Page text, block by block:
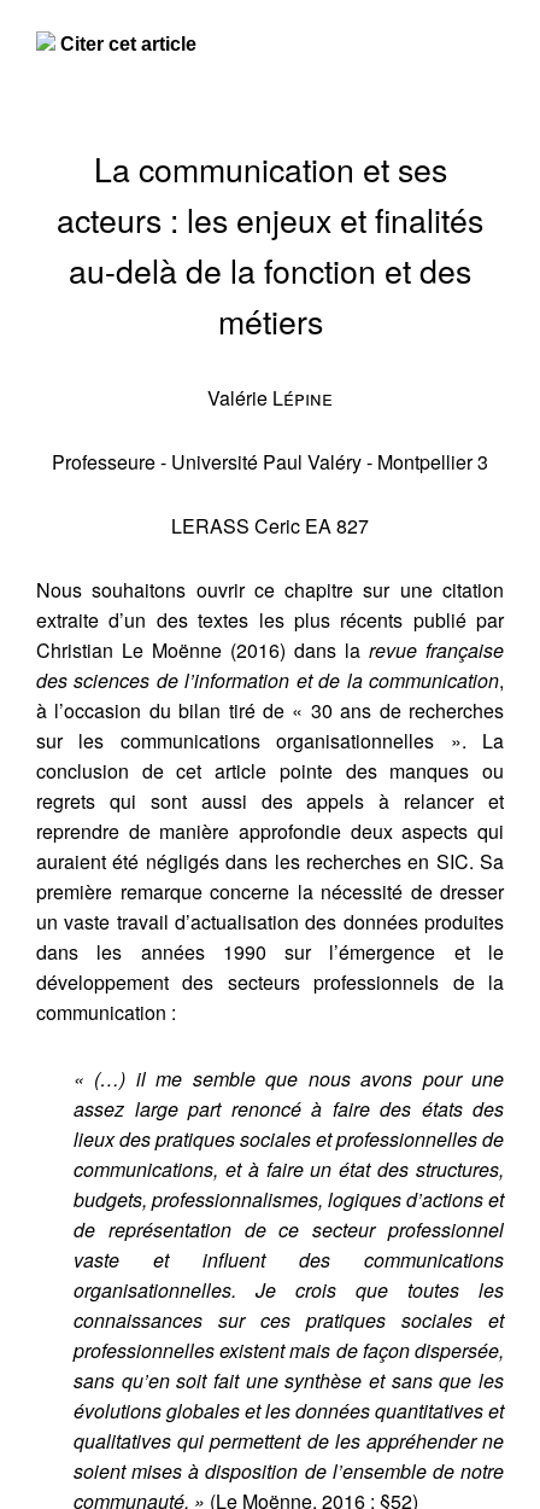
Citer cet article
La communication et ses
acteurs : les enjeux et finalités
au-delà de la fonction et des
métiers
Valérie Lépine
Professeure - Université Paul Valéry - Montpellier 3
LERASS Ceric EA 827
Nous souhaitons ouvrir ce chapitre sur une citation
extraite d’un des textes les plus récents publié par
Christian Le Moënne (2016) dans la revue française
des sciences de l’information et de la communication,
à l’occasion du bilan tiré de « 30 ans de recherches
sur les communications organisationnelles ». La
conclusion de cet article pointe des manques ou
regrets qui sont aussi des appels à relancer et
reprendre de manière approfondie deux aspects qui
auraient été négligés dans les recherches en SIC. Sa
première remarque concerne la nécessité de dresser
un vaste travail d’actualisation des données produites
dans les années 1990 sur l’émergence et le
développement des secteurs professionnels de la
communication :
« (…) il me semble que nous avons pour une
assez large part renoncé à faire des états des
lieux des pratiques sociales et professionnelles de
communications, et à faire un état des structures,
budgets, professionnalismes, logiques d’actions et
de représentation de ce secteur professionnel
vaste et influent des communications
organisationnelles. Je crois que toutes les
connaissances sur ces pratiques sociales et
professionnelles existent mais de façon dispersée,
sans qu’en soit fait une synthèse et sans que les
évolutions globales et les données quantitatives et
qualitatives qui permettent de les appréhender ne
soient mises à disposition de l’ensemble de notre
communauté. » (Le Moënne, 2016 : §52)